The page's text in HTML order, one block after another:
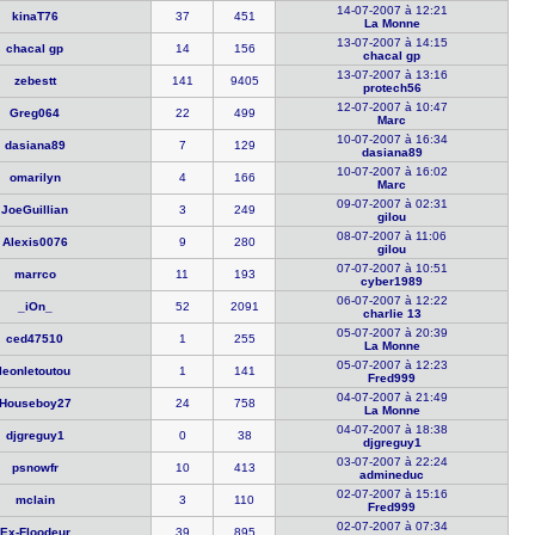
kinaT76 37 451
14-07-2007 à 12:21
La Monne
chacal gp
14 156
13-07-2007 à 14:15
chacal gp
zebestt
141 9405
13-07-2007 à 13:16
protech56
Greg064
22 499
12-07-2007 à 10:47
Marc
dasiana89
7 129
10-07-2007 à 16:34
dasiana89
omarilyn
4 166
10-07-2007 à 16:02
Marc
JoeGuillia​n
3 249
09-07-2007 à 02:31
gilou
Alexis0076
9 280
08-07-2007 à 11:06
gilou
marrco
11 193
07-07-2007 à 10:51
cyber1989
_iOn_
52 2091
06-07-2007 à 12:22
charlie 13
ced47510
1 255
05-07-2007 à 20:39
La Monne
leonletout​ou
1 141
05-07-2007 à 12:23
Fred999
24 758
04-07-2007 à 21:49
La Monne
djgreguy1
0 38
04-07-2007 à 18:38
djgreguy1
psnowfr
10 413
03-07-2007 à 22:24
admineduc
mclain
3 110
02-07-2007 à 15:16
Fred999
Ex-Floodeu​r
39 895
02-07-2007 à 07:34